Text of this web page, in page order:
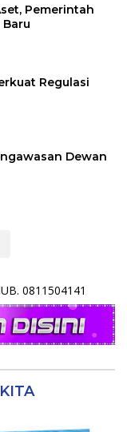
Pemerintah
Regulasi
Dewan